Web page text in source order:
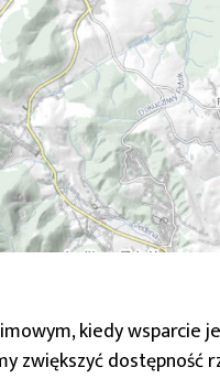
kiedy wsparcie
zwiększyć